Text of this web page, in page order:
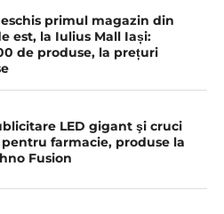
primul magazin din
est, la Iulius Mall Iași:
de produse, la prețuri
LED gigant şi cruci
farmacie, produse la
Fusion